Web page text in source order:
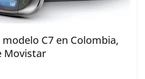
C7 en Colombia,
Movistar